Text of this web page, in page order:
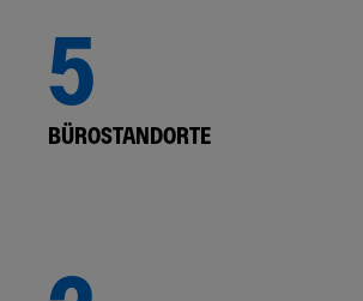
5
BÜROSTANDORTE